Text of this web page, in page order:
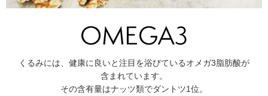
くるみには、健康に良いと注目を浴びているオメガ3脂肪酸が
含まれています。
その含有量はナッツ類でダントツ1位。